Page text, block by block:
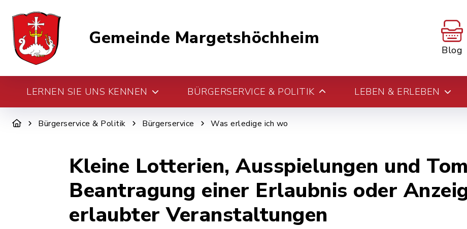
Gemeinde Margetshöchheim
Blog
LERNEN SIE UNS KENNEN BÜRGERSERVICE & POLITIK LEBEN & ERLEBEN
Bürgerservice & Politik Bürgerservice Was erledige ich wo
Kleine Lotterien, Ausspielungen und
Beantragung einer Erlaubnis oder
erlaubter Veranstaltungen